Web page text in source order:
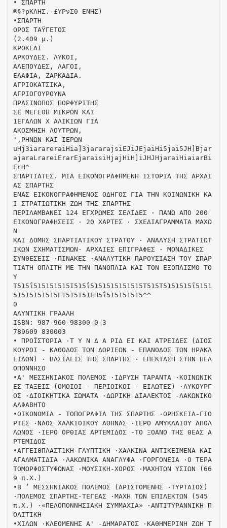
• ΣΠΑΡΤΗ
®§?ρΚΛΗΣ.-£ΥΡνΣ0 ΕΝΗΣ)
•ΣΠΑΡΤΗ
ΟΡΟΣ ΤΑΫΓΕΤΟΣ
(2.409 μ.)
ΚΡΟΚΕΑΙ
ΑΡΚΟΥΔΕΣ. ΛΥΚΟΙ,
ΑΛΕΠΟΥΔΕΣ, ΛΑΓΟΙ,
ΕΛΑΦΙΑ, ΖΑΡΚΑΔΙΑ.
ΑΓΡΙΟΚΑΤΣΙΚΑ,
ΑΓΡΙΟΓΟΥΡΟΥΝΑ
ΠΡΑΣΙΝΩΠΟΣ ΠΟΡΦΥΡΙΤΗΣ
ΣΕ ΜΕΓΕΘΗ ΜΙΚΡΩΝ ΚΑΙ
1ΕΓΑΛΩΝ X ΑΛΙΚΙΩΝ ΓΙΑ
ΑΚΟΣΜΗΣΗ ΛΟΥΤΡΩΝ,
',ΡΗΝΩΝ ΚΑΙ ΙΕΡΩΝ
uHj3iarareraiHia]3jararajsiEJiJEjaiHi5jai5JH]Bjar
ajaraLrareiErarEjaraisiHjajHiH]iJHJHjaraiHiaiarBi
ErH^
ΣΠΑΡΤΙΑΤΕΣ. ΜΙΑ ΕΙΚΟΝΟΓΡΑΦΗΜΕΝΗ ΙΣΤΟΡΙΑ ΤΗΣ ΑΡΧΑΙ
ΑΣ ΣΠΑΡΤΗΣ
ΕΝΑΣ ΕΙΚΟΝΟΓΡΑΦΗΜΕΝΟΣ ΟΔΗΓΟΣ ΓΙΑ ΤΗΝ ΚΟΙΝΩΝΙΚΗ ΚΑ
Ι ΣΤΡΑΤΙΩΤΙΚΗ ΖΩΗ ΤΗΣ ΣΠΑΡΤΗΣ
ΠΕΡΙΛΑΜΒΑΝΕΙ 124 ΕΓΧΡΩΜΕΣ ΣΕΛΙΔΕΣ · ΠΑΝΩ ΑΠΟ 200
ΕΙΚΟΝΟΓΡΑΦΗΣΕΙΣ · 20 ΧΑΡΤΕΣ · ΣΧΕΔΙΑΓΡΑΜΜΑΤΑ ΜΑΧΩ
Ν
ΚΑΙ ΔΟΜΗΣ ΣΠΑΡΤΙΑΤΙΚΟΥ ΣΤΡΑΤΟΥ · ΑΝΑΛΥΣΗ ΣΤΡΑΤΙΩΤ
ΙΚΩΝ ΣΧΗΜΑΤΙΣΜΩΝ- ΑΡΧΑΙΕΣ ΕΠΙΓΡΑΦΕΣ · ΜΟΝΑΔΙΚΕΣ
ΣΥΝΘΕΣΕΙΣ ·ΠΙΝΑΚΕΣ ·ΑΝΑΛΥΤΙΚΗ ΠΑΡΟΥΣΙΑΣΗ ΤΟΥ ΣΠΑΡ
ΤΙΑΤΗ ΟΠΛΙΤΗ ΜΕ ΤΗΝ ΠΑΝΟΠΛΙΑ ΚΑΙ ΤΟΝ ΕΞΟΠΛΙΣΜΟ ΤΟ
Υ
Τ515ΐ515151515Ι515ΐ5151515151515Τ515Τ5151515ΐ5151
51515151515Γ1515Τ51ΕΠ5ΐ515151515^^
0
ΑΛΥΝΤΙΚΗ ΓΡΑΑΛΗ
ISBN: 987-960-98300-0-3
789609 830003
• ΠΡΟΪΣΤΟΡΙΑ ·Τ Υ Ν Δ Α ΡΙΔ ΕΙ ΚΑΙ ΑΤΡΕΙΔΕΣ (ΔΙΟΣ
ΚΟΥΡΟΙ - ΚΑΘΟΔΟΣ ΤΩΝ ΔΩΡΙΕΩΝ - ΕΠΑΝΟΔΟΣ ΤΩΝ ΗΡΑΚΛ
ΕΙΔΩΝ) · ΒΑΣΙΛΕΙΣ ΤΗΣ ΣΠΑΡΤΗΣ · ΕΠΕΚΤΑΣΗ ΣΤΗΝ ΠΕΛ
ΟΠΟΝΝΗΣΟ
•Α' ΜΕΣΣΗΝΙΑΚΟΣ ΠΟΛΕΜΟΣ ·ΙΔΡΥΣΗ ΤΑΡΑΝΤΑ ·ΚΟΙΝΩΝΙΚ
ΕΣ ΤΑΞΕΙΣ (ΟΜΟΙΟΙ - ΠΕΡΙΟΙΚΟΙ - ΕΙΛΩΤΕΣ) ·ΛΥΚΟΥΡΓ
ΟΣ ·ΔΙΟΙΚΗΤΙΚΑ ΣΩΜΑΤΑ ·ΔΩΡΙΚΗ ΔΙΑΛΕΚΤΟΣ -ΛΑΚΩΝΙΚΟ
ΑΛΦΑΒΗΤΟ
•ΟΙΚΟΝΟΜΙΑ - ΤΟΠΟΓΡΑΦΙΑ ΤΗΣ ΣΠΑΡΤΗΣ ·ΟΡΗΣΚΕΙΑ-ΓΙΟ
ΡΤΕΣ ·ΝΑΟΣ ΧΑΛΚΙΟΙΚΟΥ ΑΘΗΝΑΣ ·ΙΕΡΟ ΑΜΥΚΛΑΙΟΥ ΑΠΟΛ
ΛΩΝΟΣ ·ΙΕΡΟ ΟΡΘΙΑΣ ΑΡΤΕΜΙΔΟΣ -ΤΟ ΞΟΑΝΟ ΤΗΣ ΘΕΑΣ Α
ΡΤΕΜΙΔΟΣ
•ΑΓΓΕΙΘΠΛΑΣΤ1ΚΗ-ΓΛΥΠΤΙΚΗ ·ΧΑΛΚΙΝΑ ΑΝΤΙΚΕΙΜΕΝΑ ΚΑΙ
ΑΓΑΛΜΑΤΙΔΙΑ ·ΛΑΚΩΝΙΚΑ ΑΝΑΓΛΥΦΑ ·ΓΟΡΓΟΝΕΙΑ ·Ο ΤΕΡΑ
ΤΟΜΟΡΦΟΣΤΎΦΩΝΑΣ ·ΜΟΥΣΙΚΗ-ΧΟΡΟΣ ·ΜΑΧΗΤΩΝ ΥΣΙΩΝ (66
9 π.Χ.)
•Β ’ ΜΕΣΣΗΝΙΑΚΟΣ ΠΟΛΕΜΟΣ (ΑΡΙΣΤΟΜΕΝΗΣ ·ΤΥΡΤΑΙΟΣ)
·ΠΟΛΕΜΟΣ ΣΠΑΡΤΗΣ-ΤΕΓΕΑΣ ·ΜΑΧΗ ΤΩΝ ΕΠΙΛΕΚΤΩΝ (545
π.Χ.) ·«ΠΕΛΟΠΟΝΝΗΣΙΑΚΗ ΣΥΜΜΑΧΙΑ» ·ΑΝΤΙΤΥΡΑΝΝΙΚΗ Π
ΟΛΙΤΙΚΗ
•ΧΙΛΩΝ ·ΚΛΕΟΜΕΝΗΣ Α' -ΔΗΜΑΡΑΤΟΣ ·ΚΑΘΗΜΕΡΙΝΗ ΖΩΗ Τ